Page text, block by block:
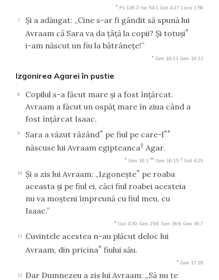
* Ps 126:2 Isa 54:1 Gal 4:27 Luca 1:58
7
Şi a adăugat: „Cine s-ar fi gândit să spună lui
Avraam că Sara va da ţâţă la copii? Şi totuşi*
i-am născut un fiu la bătrâneţe!”
* Gen 18:11 Gen 18:12
Izgonirea Agarei în pustie
8
Copilul s-a făcut mare şi a fost înţărcat.
Avraam a făcut un ospăţ mare în ziua când a
fost înţărcat Isaac.
9 Sara a văzut râzând* pe fiul pe care-l**
născuse lui Avraam egipteanca† Agar.
* Gen 16:1 ** Gen 16:15 † Gal 4:29
10 Şi a zis lui Avraam: „Izgoneşte* pe roaba
aceasta şi pe fiul ei, căci fiul roabei acesteia
nu va moşteni împreună cu fiul meu, cu
Isaac.”
* Gal 4:30 Gen 25:6 Gen 36:6 Gen 36:7
11
Cuvintele acestea n-au plăcut deloc lui
Avraam, din pricina* fiului său.
* Gen 17:18
12
Dar Dumnezeu a zis lui Avraam: „Să nu te